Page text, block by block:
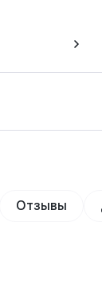
Отзывы